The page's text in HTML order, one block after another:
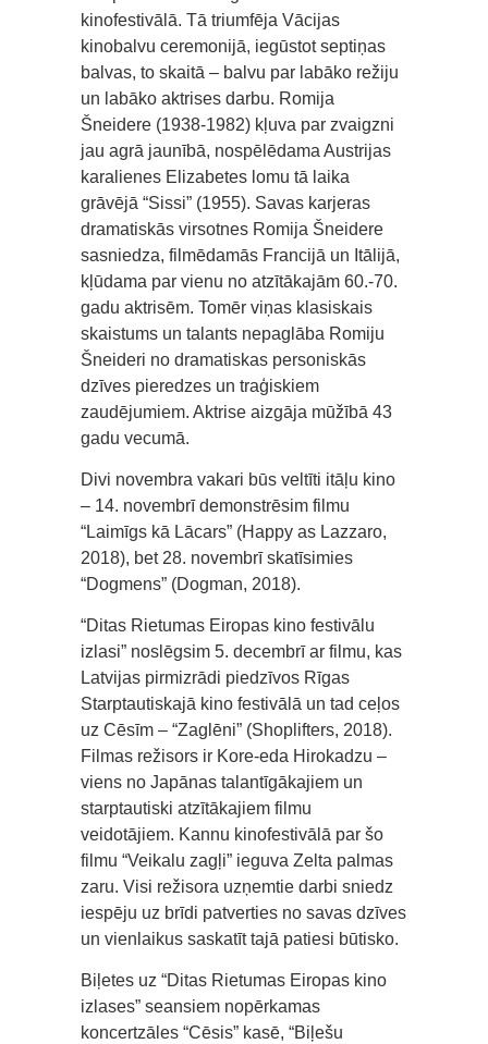
kinofestivālā. Tā triumfēja Vācijas
kinobalvu ceremonijā, iegūstot septiņas
balvas, to skaitā – balvu par labāko režiju
un labāko aktrises darbu. Romija
Šneidere (1938-1982) kļuva par zvaigzni
jau agrā jaunībā, nospēlēdama Austrijas
karalienes Elizabetes lomu tā laika
grāvējā “Sissi” (1955). Savas karjeras
dramatiskās virsotnes Romija Šneidere
sasniedza, filmēdamās Francijā un Itālijā,
kļūdama par vienu no atzītākajām 60.-70.
gadu aktrisēm. Tomēr viņas klasiskais
skaistums un talants nepaglāba Romiju
Šneideri no dramatiskas personiskās
dzīves pieredzes un traģiskiem
zaudējumiem. Aktrise aizgāja mūžībā 43
gadu vecumā.
Divi novembra vakari būs veltīti itāļu kino
– 14. novembrī demonstrēsim filmu
“Laimīgs kā Lācars” (Happy as Lazzaro,
2018), bet 28. novembrī skatīsimies
“Dogmens” (Dogman, 2018).
“Ditas Rietumas Eiropas kino festivālu
izlasi” noslēgsim 5. decembrī ar filmu, kas
Latvijas pirmizrādi piedzīvos Rīgas
Starptautiskajā kino festivālā un tad ceļos
uz Cēsīm – “Zaglēni” (Shoplifters, 2018).
Filmas režisors ir Kore-eda Hirokadzu –
viens no Japānas talantīgākajiem un
starptautiski atzītākajiem filmu
veidotājiem. Kannu kinofestivālā par šo
filmu “Veikalu zagļi” ieguva Zelta palmas
zaru. Visi režisora uzņemtie darbi sniedz
iespēju uz brīdi patverties no savas dzīves
un vienlaikus saskatīt tajā patiesi būtisko.
Biļetes uz “Ditas Rietumas Eiropas kino
izlases” seansiem nopērkamas
koncertzāles “Cēsis” kasē, “Biļešu